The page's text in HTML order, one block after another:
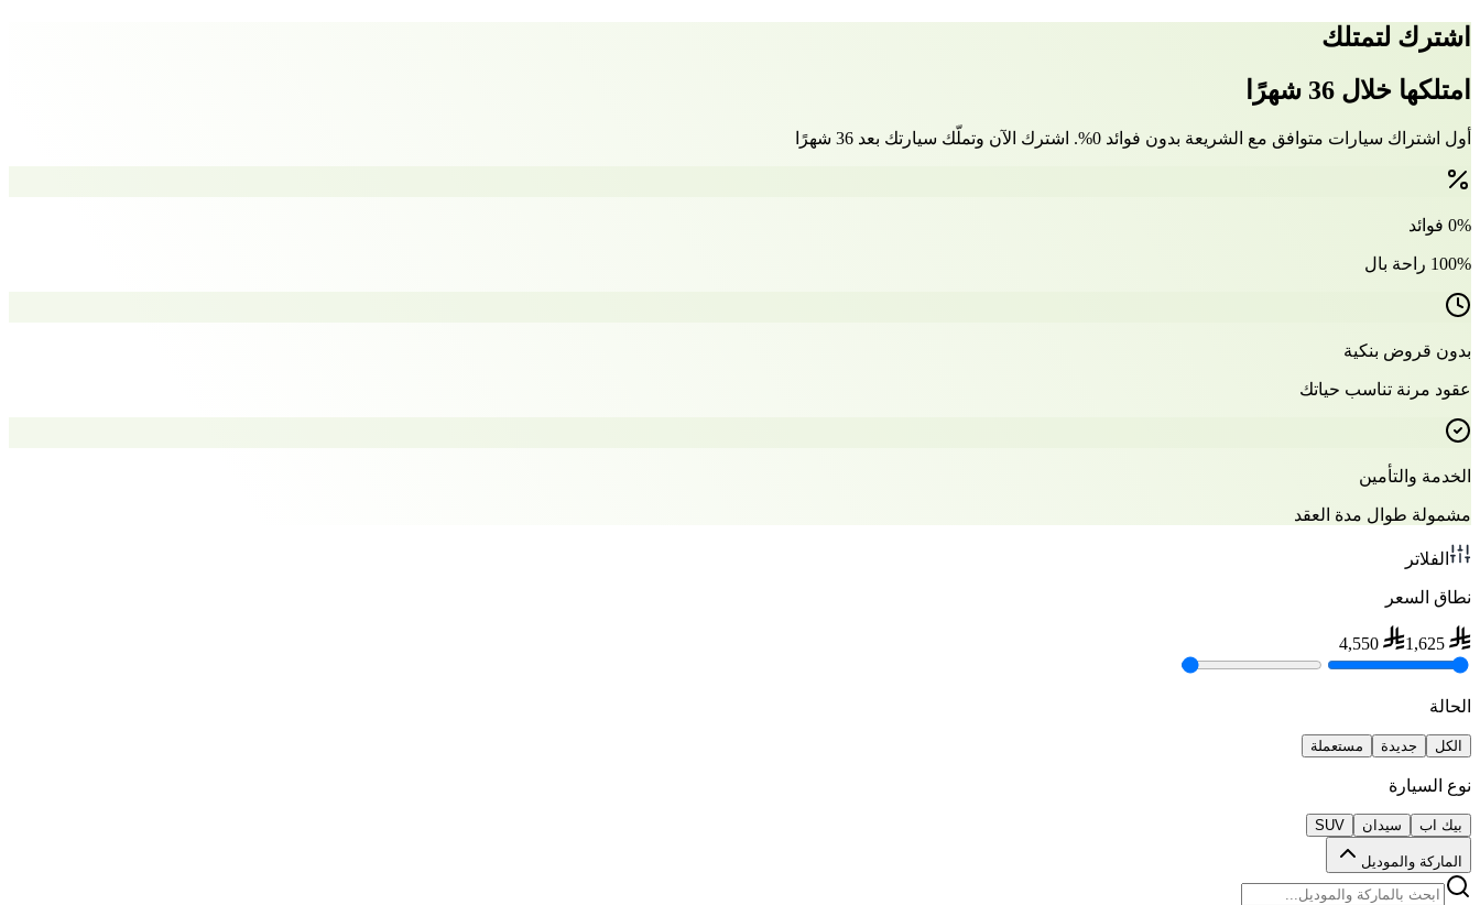
اشترك لتمتلك
امتلكها خلال 36 شهرًا
أول اشتراك سيارات متوافق مع الشريعة بدون فوائد 0%. اشترك الآن وتملّك سيارتك بعد 36 شهرًا
0% فوائد
100% راحة بال
بدون قروض بنكية
عقود مرنة تناسب حياتك
الخدمة والتأمين
مشمولة طوال مدة العقد
الفلاتر
نطاق السعر
1,625
4,550
الحالة
الكل جديدة مستعملة
نوع السيارة
بيك اب سيدان SUV
الماركة والموديل